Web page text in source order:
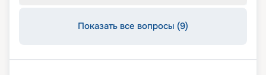
Показать все вопросы (9)